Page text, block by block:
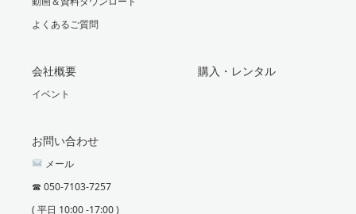
よくあるご質問
会社概要
イベント
購入・レンタル
お問い合わせ
メール
☎︎ 050-7103-7257
( 平日 10:00 -17:00 )